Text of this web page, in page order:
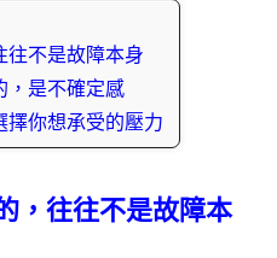
往不是故障本身
，是不確定感
擇你想承受的壓力
，往往不是故障本